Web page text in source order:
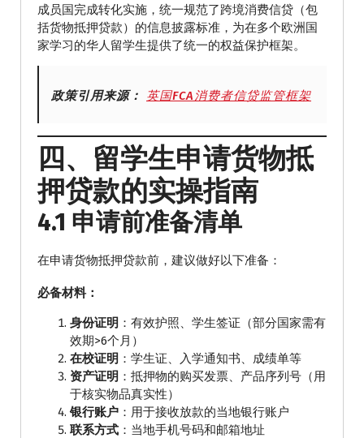
成员国完成转化实施，统一规范了跨境消费信贷（包
括货物抵押贷款）的信息披露标准，为在多个欧洲国
家学习的华人留学生提供了统一的权益保护框架。
政策引用来源： 英国FCA消费者信贷监管框架
四、留学生申请货物抵
押贷款的实操指南
4.1 申请前准备清单
在申请货物抵押贷款前，建议做好以下准备：
必备材料：
身份证明 ：有效护照、学生签证（部分国家需有
效期>6个月）
在校证明 ：学生证、入学通知书、成绩单等
资产证明 ：抵押物的购买发票、产品序列号（用
于核实物品真实性）
银行账户 ：用于接收放款的当地银行账户
联系方式 ：当地手机号码和邮箱地址